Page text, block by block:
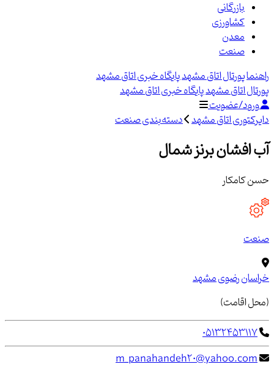
بازرگانی
کشاورزی
معدن
صنعت
راهنماپورتال اتاق مشهدپایگاه خبری اتاق مشهد
پورتال اتاق مشهدپایگاه خبری اتاق مشهد
ورود/عضویت
دایرکتوری اتاق مشهد دسته‌بندی صنعت
آب افشان برنز شمال
حسن کامکار
صنعت
خراسان رضویمشهد
(محل اقامت)
05132453117
m_panahandeh20@yahoo.com